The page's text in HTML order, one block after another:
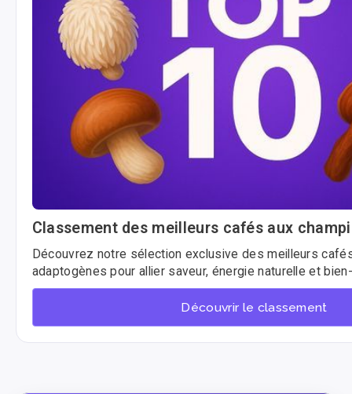
Classement des meilleurs cafés aux
Découvrez notre sélection exclusive des meilleurs
adaptogènes pour allier saveur, énergie naturelle et
Découvrir le classement